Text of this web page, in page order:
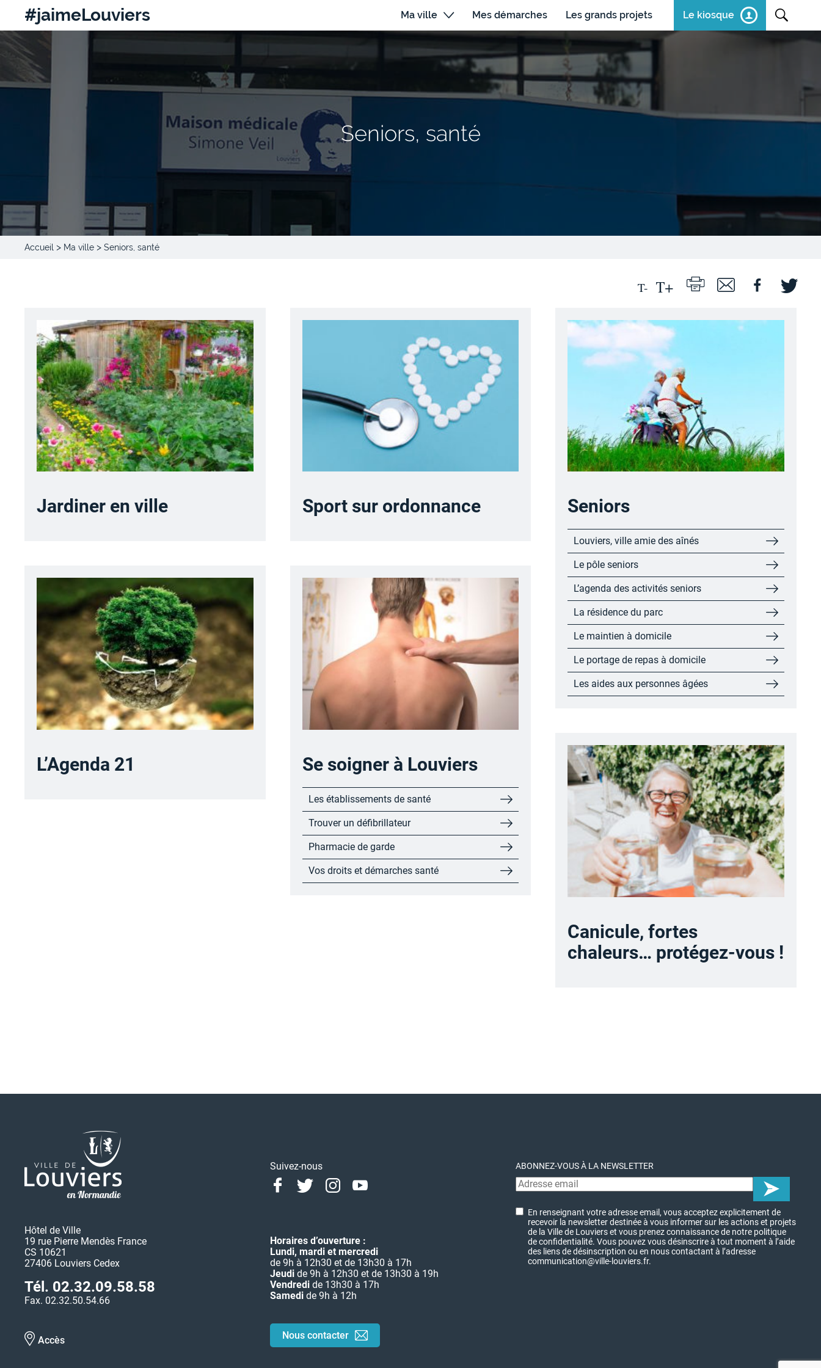
#jaimeLouviers Ma ville Mes démarches Les grands projets Le kiosque
Seniors, santé
Accueil > Ma ville > Seniors, santé
Jardiner en ville
L’Agenda 21
Sport sur ordonnance
Se soigner à Louviers
Les établissements de santé
Trouver un défibrillateur
Pharmacie de garde
Vos droits et démarches santé
Seniors
Louviers, ville amie des aînés
Le pôle seniors
L’agenda des activités seniors
La résidence du parc
Le maintien à domicile
Le portage de repas à domicile
Les aides aux personnes âgées
Canicule, fortes
chaleurs… protégez-vous !
Hôtel de Ville
19 rue Pierre Mendès France
CS 10621
27406 Louviers Cedex
Tél. 02.32.09.58.58
Fax. 02.32.50.54.66
Accès
Suivez-nous
FacebookTwitterInstagramYoutube
Horaires d’ouverture :
Lundi, mardi et mercredi
de 9h à 12h30 et de 13h30 à 17h
Jeudi de 9h à 12h30 et de 13h30 à 19h
Vendredi de 13h30 à 17h
Samedi de 9h à 12h
Nous contacter
ABONNEZ-VOUS À LA NEWSLETTER
En renseignant votre adresse email, vous acceptez explicitement de
recevoir la newsletter destinée à vous informer sur les actions et projets
de la Ville de Louviers et vous prenez connaissance de notre politique
de confidentialité. Vous pouvez vous désinscrire à tout moment à l’aide
des liens de désinscription ou en nous contactant à l’adresse
communication@ville-louviers.fr.